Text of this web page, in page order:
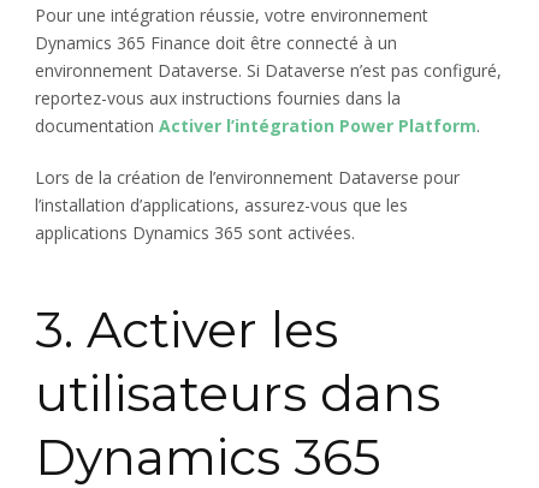
Pour une intégration réussie, votre environnement
Dynamics 365 Finance doit être connecté à un
environnement Dataverse. Si Dataverse n’est pas configuré,
reportez-vous aux instructions fournies dans la
documentation Activer l’intégration Power Platform.
Lors de la création de l’environnement Dataverse pour
l’installation d’applications, assurez-vous que les
applications Dynamics 365 sont activées.
3. Activer les
utilisateurs dans
Dynamics 365